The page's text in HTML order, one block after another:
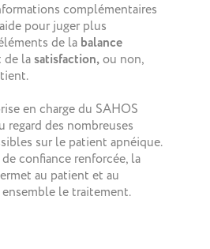
complémentaires
pour juger plus
de la balance
de lasatisfaction,ou non,
en charge du SAHOS
regard des nombreuses
sur le patient apnéique.
confiance renforcée, la
au patient et au
ensemble le traitement.